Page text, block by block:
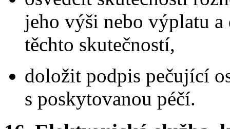
jeho výši nebo výplatu a
těchto skutečností,
doložit podpis pečující
s poskytovanou péčí.